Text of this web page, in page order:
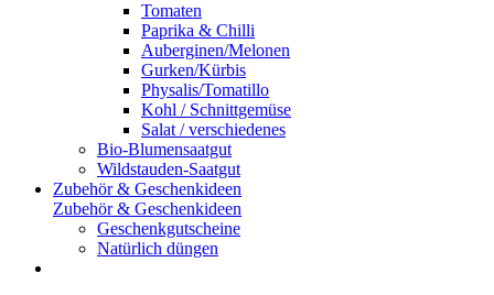
Tomaten
Paprika & Chilli
Auberginen/Melonen
Gurken/Kürbis
Physalis/Tomatillo
Kohl / Schnittgemüse
Salat / verschiedenes
Bio-Blumensaatgut
Wildstauden-Saatgut
Zubehör & Geschenkideen
Zubehör & Geschenkideen
Geschenkgutscheine
Natürlich düngen